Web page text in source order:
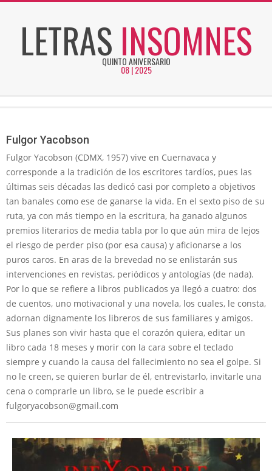
LETRAS INSOMNES
QUINTO ANIVERSARIO
08 | 2025
Fulgor Yacobson
Fulgor Yacobson (CDMX, 1957) vive en Cuernavaca y
corresponde a la tradición de los escritores tardíos, pues las
últimas seis décadas las dedicó casi por completo a objetivos
tan banales como ese de ganarse la vida. En el sexto piso de su
ruta, ya con más tiempo en la escritura, ha ganado algunos
premios literarios de media tabla por lo que aún mira de lejos
el riesgo de perder piso (por esa causa) y aficionarse a los
puros caros. En aras de la brevedad no se enlistarán sus
intervenciones en revistas, periódicos y antologías (de nada).
Por lo que se refiere a libros publicados ya llegó a cuatro: dos
de cuentos, uno motivacional y una novela, los cuales, le consta,
adornan dignamente los libreros de sus familiares y amigos.
Sus planes son vivir hasta que el corazón quiera, editar un
libro cada 18 meses y morir con la cara sobre el teclado
siempre y cuando la causa del fallecimiento no sea el golpe. Si
no le creen, se quieren burlar de él, entrevistarlo, invitarle una
cena o comprarle un libro, se le puede escribir a
fulgoryacobson@gmail.com